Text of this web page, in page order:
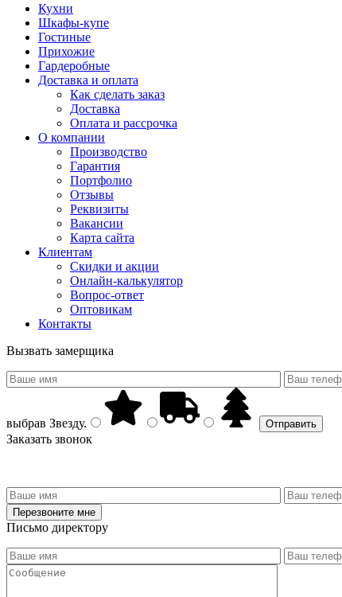
Кухни
Шкафы-купе
Гостиные
Прихожие
Гардеробные
Доставка и оплата
Как сделать заказ
Доставка
Оплата и рассрочка
О компании
Производство
Гарантия
Портфолио
Отзывы
Реквизиты
Вакансии
Карта сайта
Клиентам
Скидки и акции
Онлайн-калькулятор
Вопрос-ответ
Оптовикам
Контакты
Вызвать замерщика
выбрав Звезду.
Заказать звонок
Письмо директору